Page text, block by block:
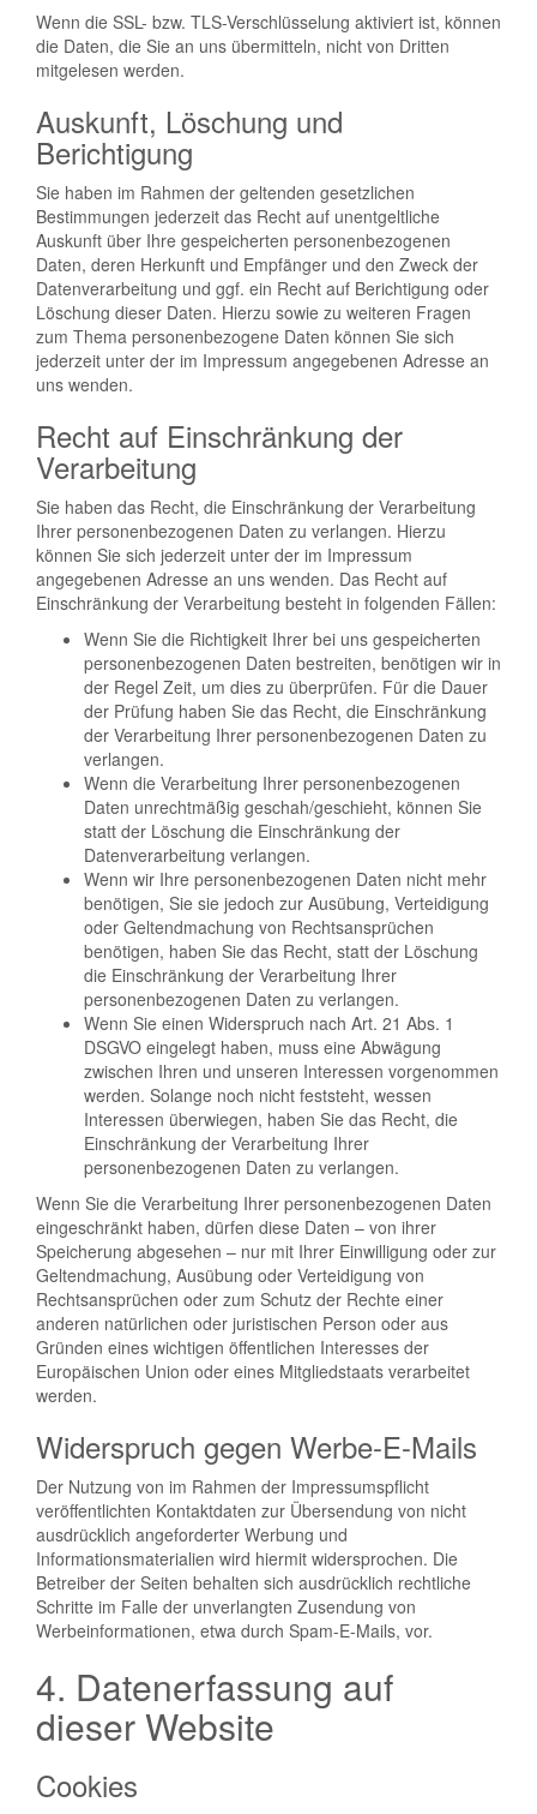
Wenn die SSL- bzw. TLS-Verschlüsselung aktiviert ist, können
die Daten, die Sie an uns übermitteln, nicht von Dritten
mitgelesen werden.
Auskunft, Löschung und
Berichtigung
Sie haben im Rahmen der geltenden gesetzlichen
Bestimmungen jederzeit das Recht auf unentgeltliche
Auskunft über Ihre gespeicherten personenbezogenen
Daten, deren Herkunft und Empfänger und den Zweck der
Datenverarbeitung und ggf. ein Recht auf Berichtigung oder
Löschung dieser Daten. Hierzu sowie zu weiteren Fragen
zum Thema personenbezogene Daten können Sie sich
jederzeit unter der im Impressum angegebenen Adresse an
uns wenden.
Recht auf Einschränkung der
Verarbeitung
Sie haben das Recht, die Einschränkung der Verarbeitung
Ihrer personenbezogenen Daten zu verlangen. Hierzu
können Sie sich jederzeit unter der im Impressum
angegebenen Adresse an uns wenden. Das Recht auf
Einschränkung der Verarbeitung besteht in folgenden Fällen:
Wenn Sie die Richtigkeit Ihrer bei uns gespeicherten
personenbezogenen Daten bestreiten, benötigen wir in
der Regel Zeit, um dies zu überprüfen. Für die Dauer
der Prüfung haben Sie das Recht, die Einschränkung
der Verarbeitung Ihrer personenbezogenen Daten zu
verlangen.
Wenn die Verarbeitung Ihrer personenbezogenen
Daten unrechtmäßig geschah/geschieht, können Sie
statt der Löschung die Einschränkung der
Datenverarbeitung verlangen.
Wenn wir Ihre personenbezogenen Daten nicht mehr
benötigen, Sie sie jedoch zur Ausübung, Verteidigung
oder Geltendmachung von Rechtsansprüchen
benötigen, haben Sie das Recht, statt der Löschung
die Einschränkung der Verarbeitung Ihrer
personenbezogenen Daten zu verlangen.
Wenn Sie einen Widerspruch nach Art. 21 Abs. 1
DSGVO eingelegt haben, muss eine Abwägung
zwischen Ihren und unseren Interessen vorgenommen
werden. Solange noch nicht feststeht, wessen
Interessen überwiegen, haben Sie das Recht, die
Einschränkung der Verarbeitung Ihrer
personenbezogenen Daten zu verlangen.
Wenn Sie die Verarbeitung Ihrer personenbezogenen Daten
eingeschränkt haben, dürfen diese Daten – von ihrer
Speicherung abgesehen – nur mit Ihrer Einwilligung oder zur
Geltendmachung, Ausübung oder Verteidigung von
Rechtsansprüchen oder zum Schutz der Rechte einer
anderen natürlichen oder juristischen Person oder aus
Gründen eines wichtigen öffentlichen Interesses der
Europäischen Union oder eines Mitgliedstaats verarbeitet
werden.
Widerspruch gegen Werbe-E-Mails
Der Nutzung von im Rahmen der Impressumspflicht
veröffentlichten Kontaktdaten zur Übersendung von nicht
ausdrücklich angeforderter Werbung und
Informationsmaterialien wird hiermit widersprochen. Die
Betreiber der Seiten behalten sich ausdrücklich rechtliche
Schritte im Falle der unverlangten Zusendung von
Werbeinformationen, etwa durch Spam-E-Mails, vor.
4. Datenerfassung auf
dieser Website
Cookies